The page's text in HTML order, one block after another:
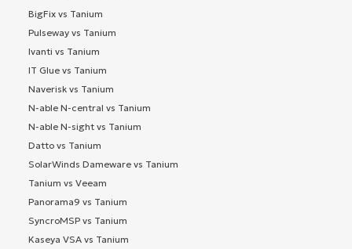
BigFix vs Tanium
Pulseway vs Tanium
Ivanti vs Tanium
IT Glue vs Tanium
Naverisk vs Tanium
N-able N-central vs Tanium
N-able N-sight vs Tanium
Datto vs Tanium
SolarWinds Dameware vs Tanium
Tanium vs Veeam
Panorama9 vs Tanium
SyncroMSP vs Tanium
Kaseya VSA vs Tanium